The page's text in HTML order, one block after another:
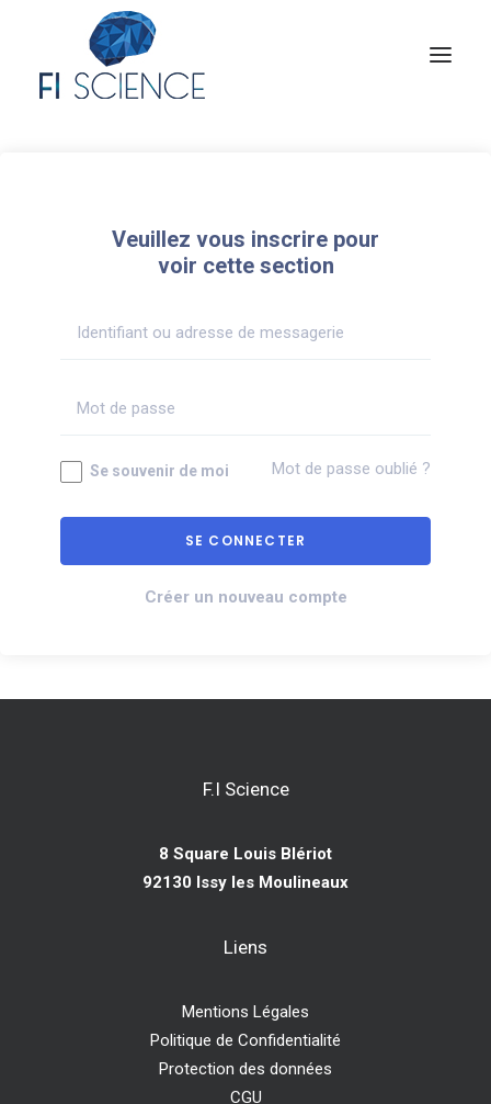
Veuillez vous inscrire pour
voir cette section
Se souvenir de moi Mot de passe oublié ?
Créer un nouveau compte
F.I Science
8 Square Louis Blériot
92130 Issy les Moulineaux
Liens
Mentions Légales
Politique de Confidentialité
Protection des données
CGU